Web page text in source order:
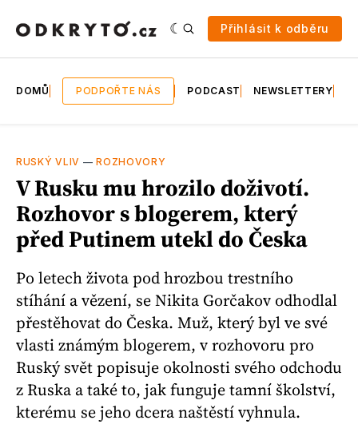
Přihlásit k odběru
DOMŮ PODPOŘTE NÁS PODCAST NEWSLETTERY
RUSKÝ VLIV —ROZHOVORY
V Rusku mu hrozilo doživotí.
Rozhovor s blogerem, který
před Putinem utekl do Česka
Po letech života pod hrozbou trestního
stíhání a vězení, se Nikita Gorčakov odhodlal
přestěhovat do Česka. Muž, který byl ve své
vlasti známým blogerem, v rozhovoru pro
Ruský svět popisuje okolnosti svého odchodu
z Ruska a také to, jak funguje tamní školství,
kterému se jeho dcera naštěstí vyhnula.